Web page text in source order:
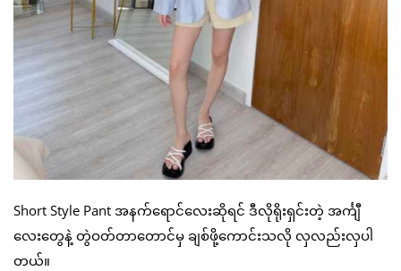
Short Style Pant အနက်ရောင်လေးဆိုရင် ဒီလိုရိုးရှင်းတဲ့ အင်္ကျီ
လေးတွေနဲ့ တွဲဝတ်တာတောင်မှ ချစ်ဖို့ကောင်းသလို လှလည်းလှပါ
တယ်။